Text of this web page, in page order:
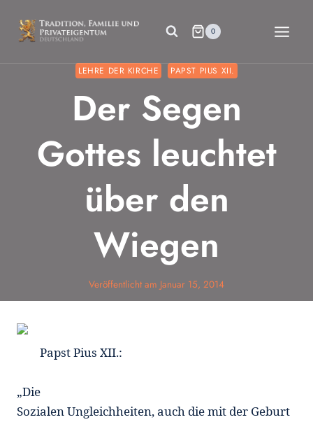
Inhalt
springen
0
LEHRE DER KIRCHE PAPST PIUS XII.
Der Segen
Gottes leuchtet
über den
Wiegen
Veröffentlicht am Januar 15, 2014
Papst Pius XII.:
„Die
Sozialen Ungleichheiten, auch die mit der Geburt